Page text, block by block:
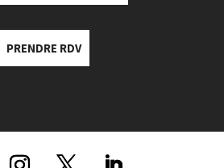
PRENDRE RDV